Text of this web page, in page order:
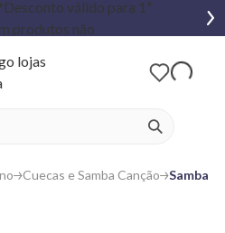
ver
Cuecas e Samba Canção Samba